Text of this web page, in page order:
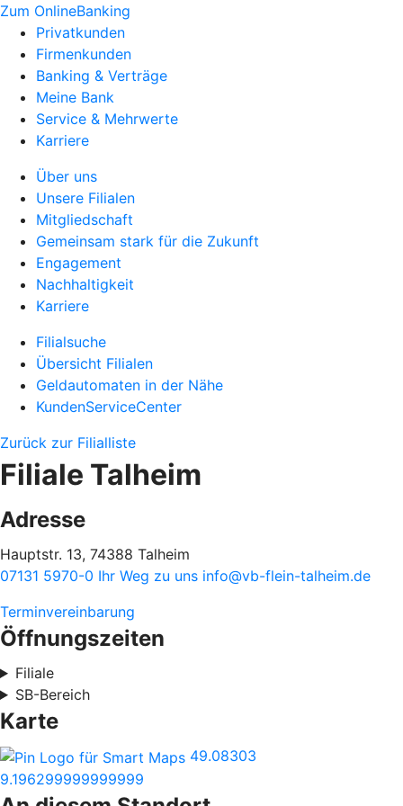
Zum OnlineBanking
Privatkunden
Firmenkunden
Banking & Verträge
Meine Bank
Service & Mehrwerte
Karriere
Über uns
Unsere Filialen
Mitgliedschaft
Gemeinsam stark für die Zukunft
Engagement
Nachhaltigkeit
Karriere
Filialsuche
Übersicht Filialen
Geldautomaten in der Nähe
KundenServiceCenter
Zurück zur Filialliste
Filiale Talheim
Adresse
Hauptstr. 13, 74388 Talheim
07131 5970-0 Ihr Weg zu uns info@vb-flein-talheim.de
Terminvereinbarung
Öffnungszeiten
Filiale
SB-Bereich
Karte
49.08303
9.196299999999999